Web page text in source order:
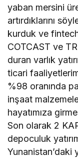
yaban mersini
artırdıklarını
kurduk ve
COTCAST ve
duran varlık
ticari
%98 oranında
inşaat
hayatımıza
Son olarak 2
depoculuk
Yunanistan’daki